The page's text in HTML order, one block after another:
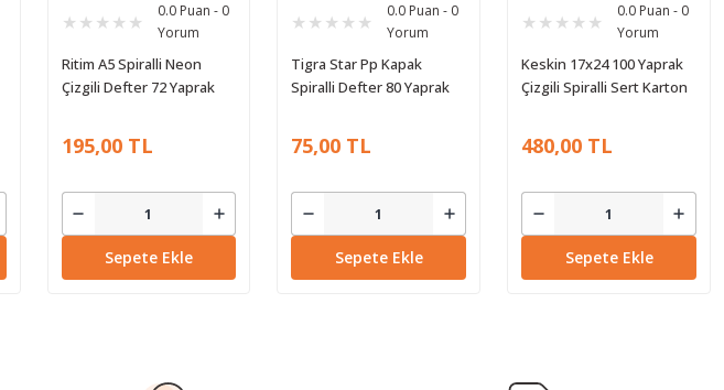
0.0 Puan - 0
Yorum
Ritim A5 Spiralli Neon
Çizgili Defter 72 Yaprak
195,00 TL
Sepete Ekle
0.0 Puan - 0
Yorum
Tigra Star Pp Kapak
Spiralli Defter 80 Yaprak
75,00 TL
Sepete Ekle
0.0 Puan - 0
Yorum
Keskin 17x24 100 Yaprak
Çizgili Spiralli Sert Karton
480,00 TL
Sepete Ekle